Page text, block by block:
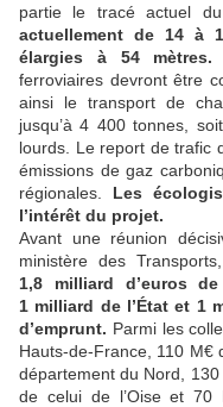
partie le tracé actuel
actuellement de 14 à
élargies à 54 mètres.
ferroviaires devront être
ainsi le transport de
jusqu’à 4 400 tonnes,
lourds. Le report de trafic
émissions de gaz
régionales. Les
l’intérêt du projet.
Avant une réunion
ministère des
1,8 milliard d’euros
1 milliard de l’État et 1
d’emprunt. Parmi les
Hauts-de-France, 110 M€
département du Nord,
de celui de l’Oise et 70